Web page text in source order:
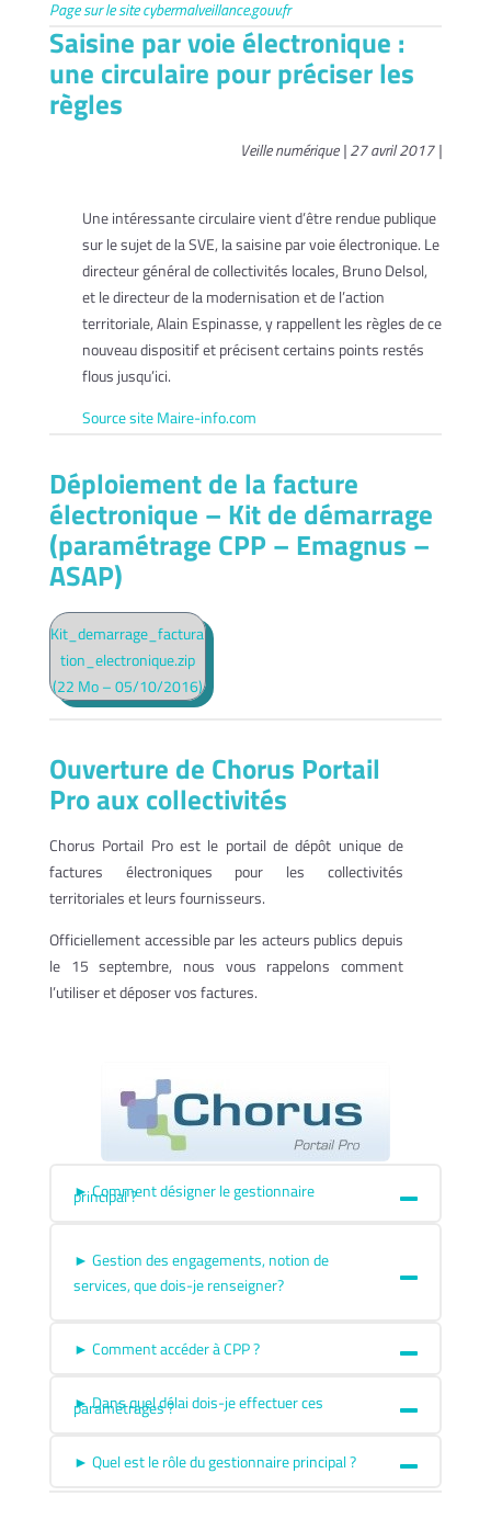
Page sur le site cybermalveillance.gouv.fr
Saisine par voie électronique :
une circulaire pour préciser les
règles
Veille numérique | 27 avril 2017 |
Une intéressante circulaire vient d’être rendue publique
sur le sujet de la SVE, la saisine par voie électronique. Le
directeur général de collectivités locales, Bruno Delsol,
et le directeur de la modernisation et de l’action
territoriale, Alain Espinasse, y rappellent les règles de ce
nouveau dispositif et précisent certains points restés
flous jusqu’ici.
Source site Maire-info.com
Déploiement de la facture
électronique – Kit de démarrage
(paramétrage CPP – Emagnus –
ASAP)
Kit_demarrage_factura
tion_electronique.zip
(22 Mo – 05/10/2016)
Ouverture de Chorus Portail
Pro aux collectivités
Chorus Portail Pro est le portail de dépôt unique de
factures électroniques pour les collectivités
territoriales et leurs fournisseurs.
Officiellement accessible par les acteurs publics depuis
le 15 septembre, nous vous rappelons comment
l’utiliser et déposer vos factures.
► Comment désigner le gestionnaire
principal ?
► Gestion des engagements, notion de
services, que dois-je renseigner?
► Comment accéder à CPP ?
► Dans quel délai dois-je effectuer ces
paramétrages ?
► Quel est le rôle du gestionnaire principal ?